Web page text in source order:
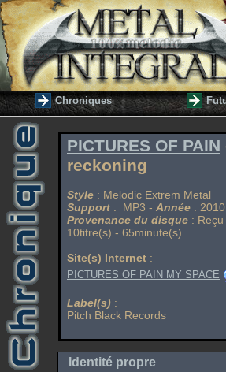
Chroniques
PICTURES OF PAIN
reckoning
Style : Melodic Extrem Metal
Support : MP3 - Année : 2010
Provenance du disque :
10titre(s) - 65minute(s)
Site(s) Internet :
PICTURES OF PAIN MY SPACE
Label(s) :
Pitch Black Records
Identité propre